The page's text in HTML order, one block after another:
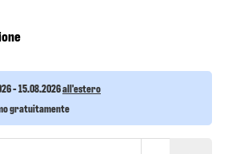
- 15.08.2026all'estero
gratuitamente